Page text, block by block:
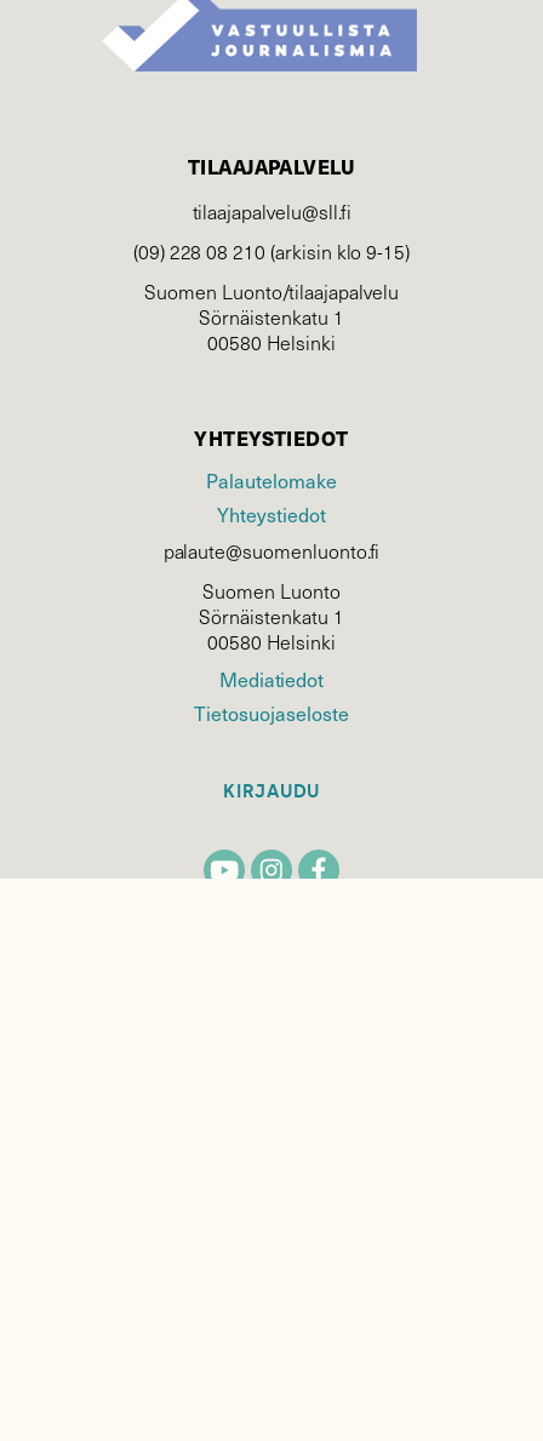
TILAAJAPALVELU
tilaajapalvelu@sll.fi
(09) 228 08 210 (arkisin klo 9-15)
Suomen Luonto/tilaajapalvelu
Sörnäistenkatu 1
00580 Helsinki
YHTEYSTIEDOT
Palautelomake
Yhteystiedot
palaute@suomenluonto.fi
Suomen Luonto
Sörnäistenkatu 1
00580 Helsinki
Mediatiedot
Tietosuojaseloste
KIRJAUDU